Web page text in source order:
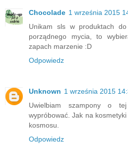
Chocolade 1 września 2015
Unikam sls w produktach
porządnego mycia, to
zapach marzenie :D
Odpowiedz
Unknown 1 września 2015
Uwielbiam szampony o
wypróbować. Jak na
kosmosu.
Odpowiedz